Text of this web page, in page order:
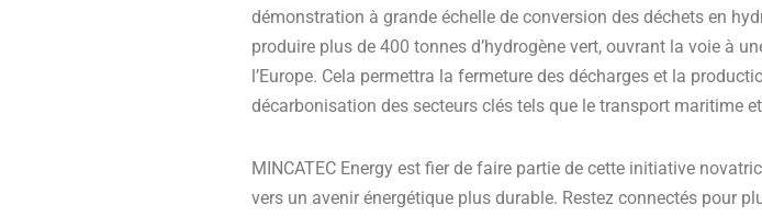
démonstration à grande échelle de conversion des déchets en
produire plus de 400 tonnes d’hydrogène vert, ouvrant la voie à
l’Europe. Cela permettra la fermeture des décharges et la
décarbonisation des secteurs clés tels que le transport maritime
MINCATEC Energy est fier de faire partie de cette initiative
vers un avenir énergétique plus durable. Restez connectés pour